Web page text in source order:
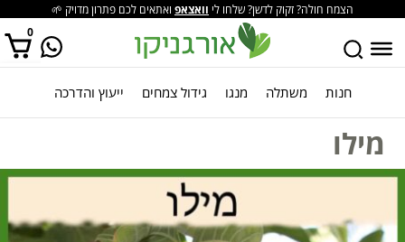
הצמח חולה? זקוק לדשן? שלחו לי וואצאפ ואתאים לכם פתרון מדויק 🌱
0
אין מוצרים בסל הקניות. חנות משתלה מנגו גידול צמחים ייעוץ והדרכה
מילו